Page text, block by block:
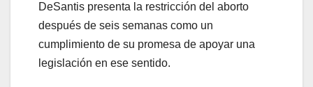
DeSantis presenta la restricción del aborto
después de seis semanas como un
cumplimiento de su promesa de apoyar una
legislación en ese sentido.